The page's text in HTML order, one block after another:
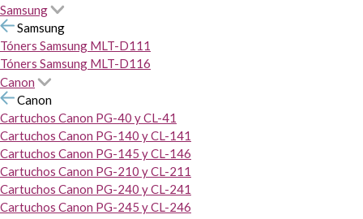
Samsung
Samsung
Tóners Samsung MLT-D111
Tóners Samsung MLT-D116
Canon
Canon
Cartuchos Canon PG-40 y CL-41
Cartuchos Canon PG-140 y CL-141
Cartuchos Canon PG-145 y CL-146
Cartuchos Canon PG-210 y CL-211
Cartuchos Canon PG-240 y CL-241
Cartuchos Canon PG-245 y CL-246